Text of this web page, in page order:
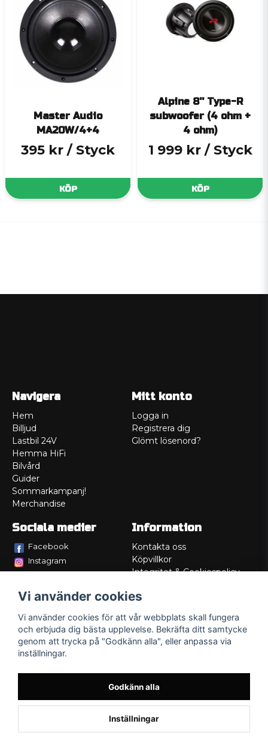
Master Audio
MA20W/4+4
395 kr / Styck
KÖP
Alpine 8'' Type-R
subwoofer (4 ohm +
4 ohm)
1 999 kr / Styck
KÖP
Navigera
Hem
Billjud
Lastbil 24V
Hemma HiFi
Bilvård
Guider
Sommarkampanj!
Merchandise
Mitt konto
Logga in
Registrera dig
Glömt lösenord?
Sociala medier
Facebook
Instagram
Information
Kontakta oss
Köpvillkor
Integritet & Cookiespolicy
Service/Garanti
Lådritning
Om oss
Vi använder cookies
Vi använder cookies för att vår webbplats skall fungera
och erbjuda dig bästa upplevelse. Bekräfta ditt samtycke
genom att trycka på "Godkänn alla", eller anpassa via
inställningar.
Godkänn alla
Inställningar